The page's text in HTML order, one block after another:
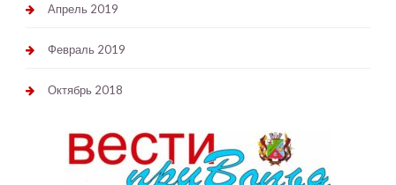
Апрель 2019
Февраль 2019
Октябрь 2018